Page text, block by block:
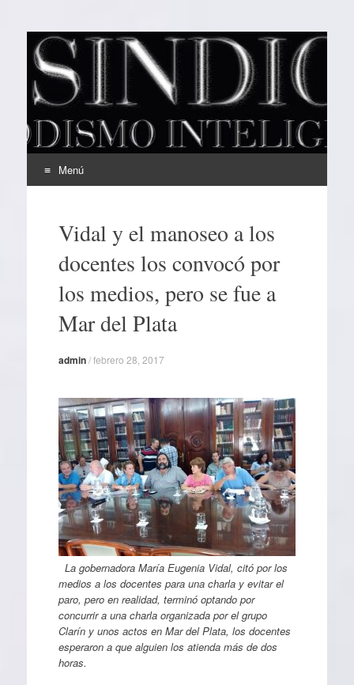
EL SINDICAL
Periodismo Inteligente
Menú
contenidoVidal y el manoseo a los
docentes los convocó por
los medios, pero se fue a
Mar del Plata
admin/febrero 28, 2017
La gobernadora María Eugenia Vidal, citó por los
medios a los docentes para una charla y evitar el
paro, pero en realidad, terminó optando por
concurrir a una charla organizada por el grupo
Clarín y unos actos en Mar del Plata, los docentes
esperaron a que alguien los atienda más de dos
horas.